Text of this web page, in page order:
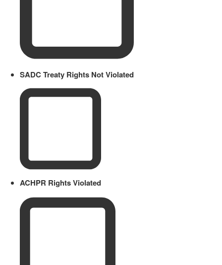
SADC Treaty Rights Not Violated
ACHPR Rights Violated